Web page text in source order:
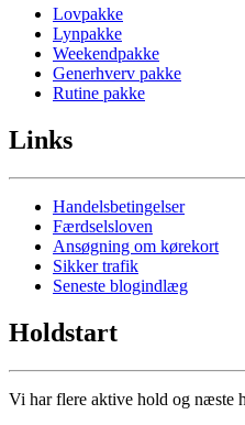
Lovpakke
Lynpakke
Weekendpakke
Generhverv pakke
Rutine pakke
Links
Handelsbetingelser
Færdselsloven
Ansøgning om kørekort
Sikker trafik
Seneste blogindlæg
Holdstart
Vi har flere aktive hold og næste